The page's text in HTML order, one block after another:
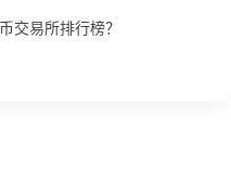
交易所排行榜？